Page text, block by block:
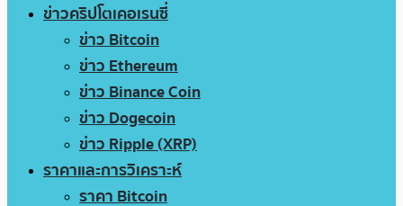
ข่าวคริปโตเคอเรนซี่
ข่าว Bitcoin
ข่าว Ethereum
ข่าว Binance Coin
ข่าว Dogecoin
ข่าว Ripple (XRP)
ราคาและการวิเคราะห์
ราคา Bitcoin